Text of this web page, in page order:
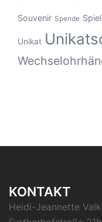
Souvenir Spende
Unikat
KONTAKT
Heidi-Jeannette